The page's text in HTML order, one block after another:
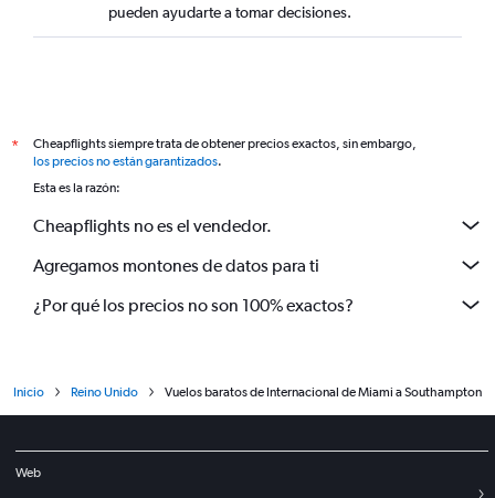
pueden ayudarte a tomar decisiones.
*
Cheapflights siempre trata de obtener precios exactos, sin embargo,
los precios no están garantizados.
Esta es la razón:
Cheapflights no es el vendedor.
Agregamos montones de datos para ti
¿Por qué los precios no son 100% exactos?
Inicio Reino Unido Vuelos baratos de Internacional de Miami a Southampton
Web